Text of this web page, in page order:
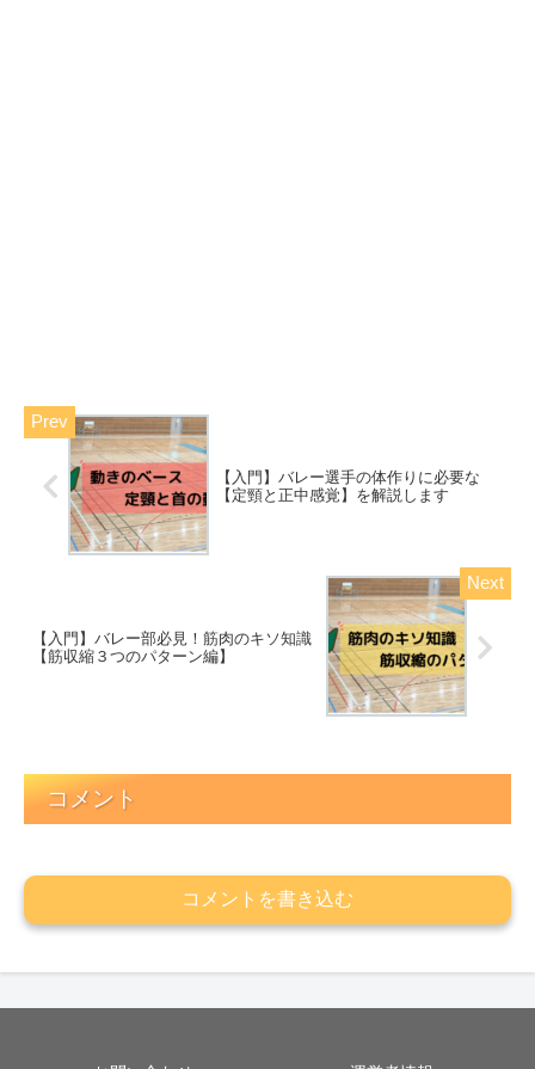
【入門】バレー選手の体作りに必要な
【定頸と正中感覚】を解説します
【入門】バレー部必見！筋肉のキソ知識
【筋収縮３つのパターン編】
コメント
コメントを書き込む